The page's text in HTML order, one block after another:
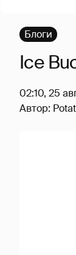
Блоги
Ice
02:10, 25
Автор: